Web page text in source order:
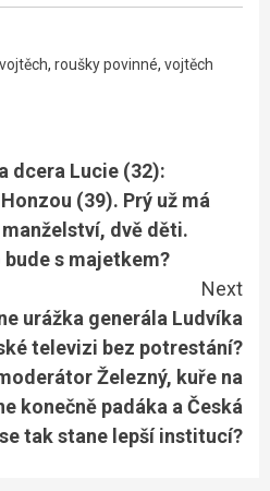
, roušky povinné, vojtěch
dcera Lucie (32):
(39). Prý už má
dvě děti.
s majetkem?
Next
urážka generála Ludvíka
televizi bez potrestání?
Železný, kuře na
konečně padáka a Česká
tak stane lepší institucí?